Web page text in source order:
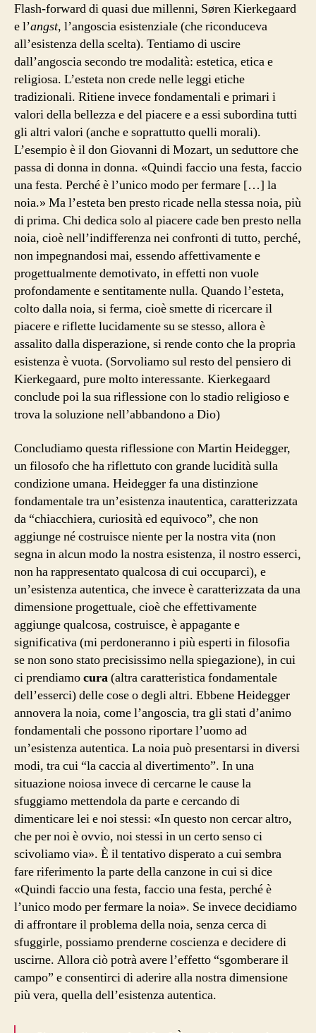
Flash-forward di quasi due millenni, Søren Kierkegaard
e l’angst, l’angoscia esistenziale (che riconduceva
all’esistenza della scelta). Tentiamo di uscire
dall’angoscia secondo tre modalità: estetica, etica e
religiosa. L’esteta non crede nelle leggi etiche
tradizionali. Ritiene invece fondamentali e primari i
valori della bellezza e del piacere e a essi subordina tutti
gli altri valori (anche e soprattutto quelli morali).
L’esempio è il don Giovanni di Mozart, un seduttore che
passa di donna in donna. «Quindi faccio una festa, faccio
una festa. Perché è l’unico modo per fermare […] la
noia.» Ma l’esteta ben presto ricade nella stessa noia, più
di prima. Chi dedica solo al piacere cade ben presto nella
noia, cioè nell’indifferenza nei confronti di tutto, perché,
non impegnandosi mai, essendo affettivamente e
progettualmente demotivato, in effetti non vuole
profondamente e sentitamente nulla. Quando l’esteta,
colto dalla noia, si ferma, cioè smette di ricercare il
piacere e riflette lucidamente su se stesso, allora è
assalito dalla disperazione, si rende conto che la propria
esistenza è vuota. (Sorvoliamo sul resto del pensiero di
Kierkegaard, pure molto interessante. Kierkegaard
conclude poi la sua riflessione con lo stadio religioso e
trova la soluzione nell’abbandono a Dio)
Concludiamo questa riflessione con Martin Heidegger,
un filosofo che ha riflettuto con grande lucidità sulla
condizione umana. Heidegger fa una distinzione
fondamentale tra un’esistenza inautentica, caratterizzata
da “chiacchiera, curiosità ed equivoco”, che non
aggiunge né costruisce niente per la nostra vita (non
segna in alcun modo la nostra esistenza, il nostro esserci,
non ha rappresentato qualcosa di cui occuparci), e
un’esistenza autentica, che invece è caratterizzata da una
dimensione progettuale, cioè che effettivamente
aggiunge qualcosa, costruisce, è appagante e
significativa (mi perdoneranno i più esperti in filosofia
se non sono stato precisissimo nella spiegazione), in cui
ci prendiamocura(altra caratteristica fondamentale
dell’esserci) delle cose o degli altri. Ebbene Heidegger
annovera la noia, come l’angoscia, tra gli stati d’animo
fondamentali che possono riportare l’uomo ad
un’esistenza autentica. La noia può presentarsi in diversi
modi, tra cui “la caccia al divertimento”. In una
situazione noiosa invece di cercarne le cause la
sfuggiamo mettendola da parte e cercando di
dimenticare lei e noi stessi: «In questo non cercar altro,
che per noi è ovvio, noi stessi in un certo senso ci
scivoliamo via». È il tentativo disperato a cui sembra
fare riferimento la parte della canzone in cui si dice
«Quindi faccio una festa, faccio una festa, perché è
l’unico modo per fermare la noia». Se invece decidiamo
di affrontare il problema della noia, senza cerca di
sfuggirle, possiamo prenderne coscienza e decidere di
uscirne. Allora ciò potrà avere l’effetto “sgomberare il
campo” e consentirci di aderire alla nostra dimensione
più vera, quella dell’esistenza autentica.